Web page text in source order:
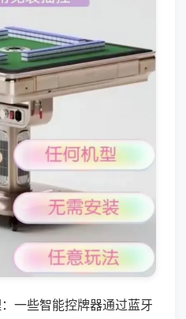
一些智能控牌器通过蓝牙